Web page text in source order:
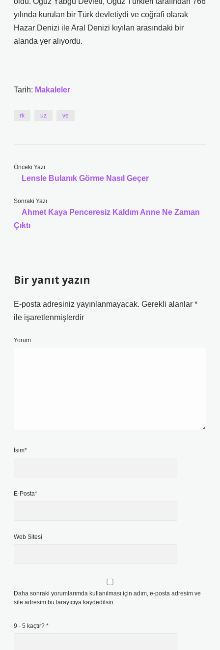
yılında kurulan bir Türk devletiydi ve coğrafi olarak
Hazar Denizi ile Aral Denizi kıyıları arasındaki bir
alanda yer alıyordu.
Tarih: Makaleler
rk uz ve
Önceki Yazı
Lensle Bulanık Görme Nasıl Geçer
Sonraki Yazı
Ahmet Kaya Penceresiz Kaldım Anne Ne Zaman
Çıktı
Bir yanıt yazın
E-posta adresiniz yayınlanmayacak. Gerekli alanlar *
ile işaretlenmişlerdir
Yorum
İsim*
E-Posta*
Web Sitesi
Daha sonraki yorumlarımda kullanılması için adım, e-posta adresim ve
site adresim bu tarayıcıya kaydedilsin.
9 - 5 kaçtır? *